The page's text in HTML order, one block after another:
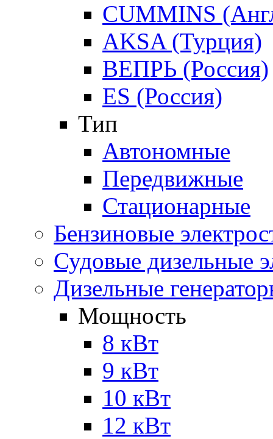
CUMMINS
AKSA (Турция)
ВЕПРЬ (Россия)
ES (Россия)
Тип
Автономные
Передвижные
Стационарные
Бензиновые
Судовые дизельные
Дизельные
Мощность
8 кВт
9 кВт
10 кВт
12 кВт